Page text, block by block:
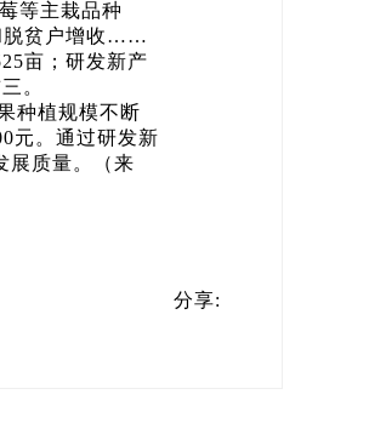
等主栽品种
脱贫户增收……
亩；研发新产
。
种植规模不断
元。通过研发新
质量。
（来
分享: